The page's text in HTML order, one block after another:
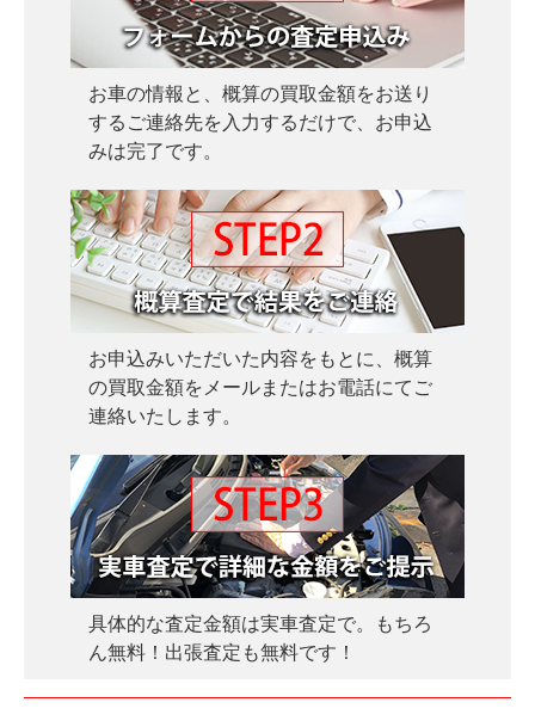
お車の情報と、概算の買取金額をお送り
するご連絡先を入力するだけで、お申込
みは完了です。
お申込みいただいた内容をもとに、概算
の買取金額をメールまたはお電話にてご
連絡いたします。
具体的な査定金額は実車査定で。もちろ
ん無料！出張査定も無料です！